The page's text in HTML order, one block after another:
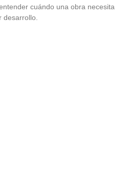
cuándo una obra necesita